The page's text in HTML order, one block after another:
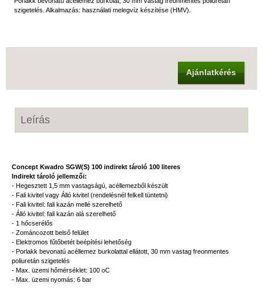
szigetelés. Alkalmazás: használati melegvíz készítése (HMV).
Ajánlatkérés
Leírás
Concept Kwadro SGW(S) 100 indirekt tároló 100 literes
Indirekt tároló jellemzői:
- Hegesztett 1,5 mm vastagságú, acéllemezből készült
- Fali kivitel vagy Álló kivitel (rendelésnél felkell tüntetni)
- Fali kivitel: fali kazán mellé szerelhető
- Álló kivitel: fali kazán alá szerelhető
- 1 hőcserélős
- Zománcozott belső felület
- Elektromos fűtőbetét beépítési lehetőség
- Porlakk bevonatú acéllemez burkolattal ellátott, 30 mm vastag freonmentes
poliuretán szigetelés
- Max. üzemi hőmérséklet: 100 oC
- Max. üzemi nyomás: 6 bar